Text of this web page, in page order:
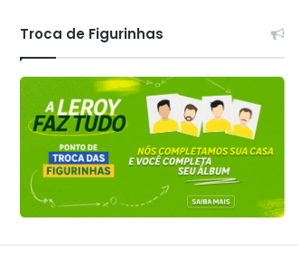
Troca de Figurinhas